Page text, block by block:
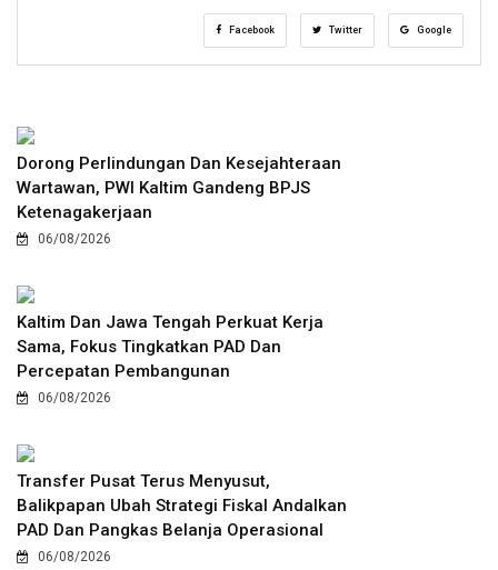
Facebook Twitter Google
Dorong Perlindungan Dan Kesejahteraan
Wartawan, PWI Kaltim Gandeng BPJS
Ketenagakerjaan
06/08/2026
Kaltim Dan Jawa Tengah Perkuat Kerja
Sama, Fokus Tingkatkan PAD Dan
Percepatan Pembangunan
06/08/2026
Transfer Pusat Terus Menyusut,
Balikpapan Ubah Strategi Fiskal Andalkan
PAD Dan Pangkas Belanja Operasional
06/08/2026